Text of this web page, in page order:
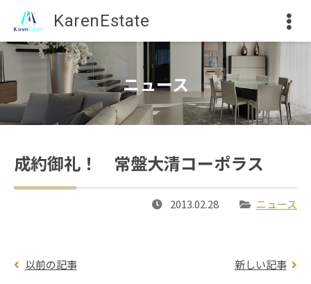
KarenEstate
ニュース
成約御礼！ 常盤大清コーポラス
2013.02.28 ニュース
以前の記事 新しい記事